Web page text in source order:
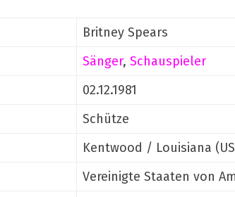
Britney Spears
Sänger, Schauspieler
02.12.1981
Schütze
Kentwood / Louisiana
Vereinigte Staaten von